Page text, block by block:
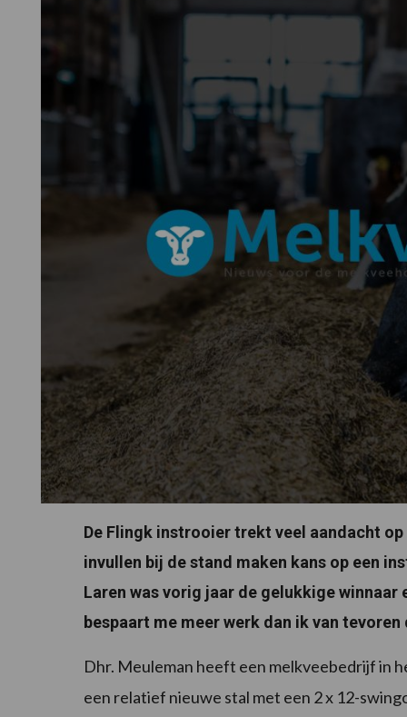
De Flingk instrooier trekt veel aandacht
invullen bij de stand maken kans op een
Laren was vorig jaar de gelukkige
bespaart me meer werk dan ik van tevoren
Dhr. Meuleman heeft een melkveebedrijf in
een relatief nieuwe stal met een 2 x 12-